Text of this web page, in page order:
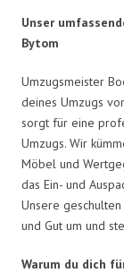
Unser
Bytom
Umzugsmeister
deines Umzugs
sorgt für eine
Umzugs. Wir
Möbel und
das Ein- und
Unsere
und Gut um und
Warum du dich